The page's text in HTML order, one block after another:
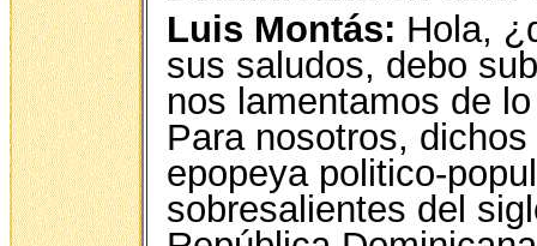
Luis Montás: Hola,
sus saludos, debo
nos lamentamos de
Para nosotros,
epopeya politico-
sobresalientes del